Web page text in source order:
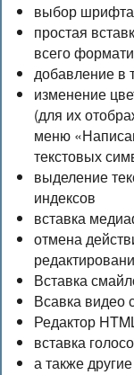
выбор шрифта
простая
всего
добавление в
изменение
(для их
меню
текстовых
выделение
индексов
вставка
отмена
Вставка
Всавка видео
Редактор
вставка
а также